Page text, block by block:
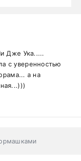
Дже Ука.....
с уверенностью
а на